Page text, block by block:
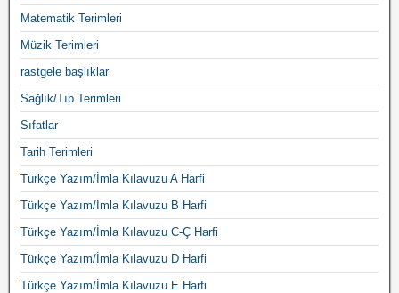
Matematik Terimleri
Müzik Terimleri
rastgele başlıklar
Sağlık/Tıp Terimleri
Sıfatlar
Tarih Terimleri
Türkçe Yazım/İmla Kılavuzu A Harfi
Türkçe Yazım/İmla Kılavuzu B Harfi
Türkçe Yazım/İmla Kılavuzu C-Ç Harfi
Türkçe Yazım/İmla Kılavuzu D Harfi
Türkçe Yazım/İmla Kılavuzu E Harfi